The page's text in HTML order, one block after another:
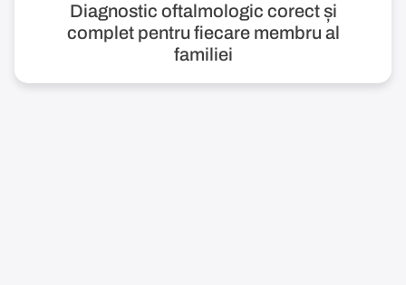
Diagnostic oftalmologic corect și
complet pentru fiecare membru al
familiei